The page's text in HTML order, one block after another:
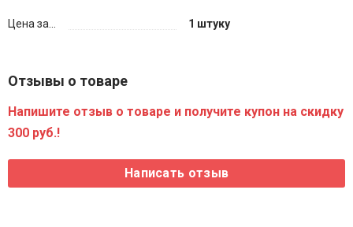
Цена за... 1 штуку
Отзывы о товаре
Напишите отзыв о товаре и получите купон на скидку
300 руб.!